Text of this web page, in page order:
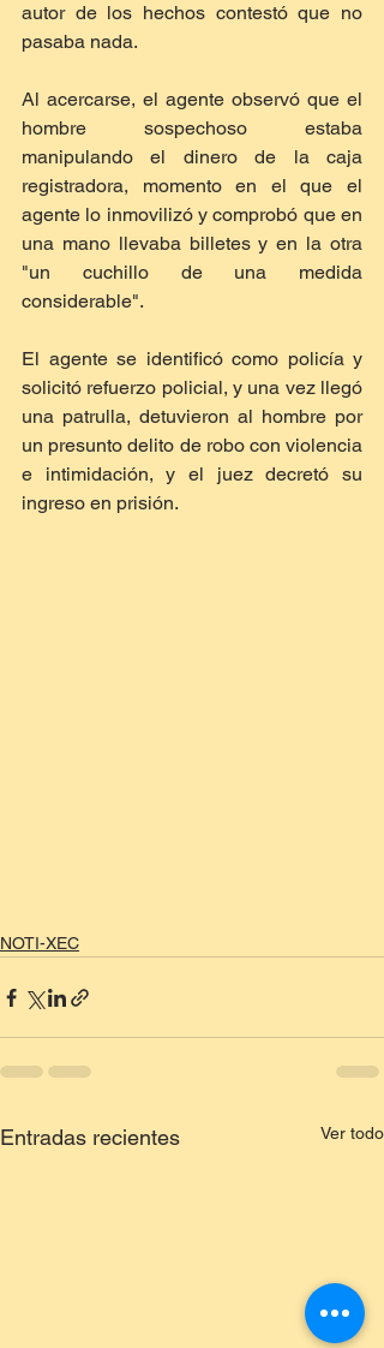
autor de los hechos contestó que no
pasaba nada.
Al acercarse, el agente observó que el
hombre sospechoso estaba
manipulando el dinero de la caja
registradora, momento en el que el
agente lo inmovilizó y comprobó que en
una mano llevaba billetes y en la otra
"un cuchillo de una medida
considerable".
El agente se identificó como policía y
solicitó refuerzo policial, y una vez llegó
una patrulla, detuvieron al hombre por
un presunto delito de robo con violencia
e intimidación, y el juez decretó su
ingreso en prisión.
NOTI-XEC
Entradas recientes Ver todo